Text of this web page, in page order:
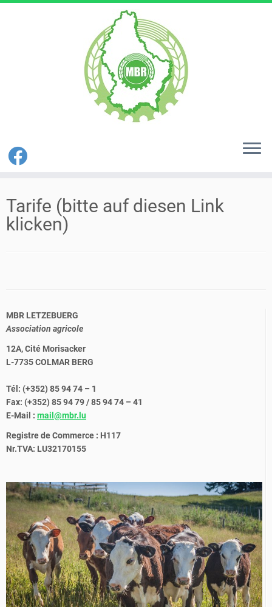
Inhalt
springen
Tarife (bitte auf diesen Link
klicken)
MBR LETZEBUERG
Association agricole
12A, Cité Morisacker
L-7735 COLMAR BERG
Tél: (+352) 85 94 74 – 1
Fax: (+352) 85 94 79 / 85 94 74 – 41
E-Mail : mail@mbr.lu
Registre de Commerce : H117
Nr.TVA: LU32170155